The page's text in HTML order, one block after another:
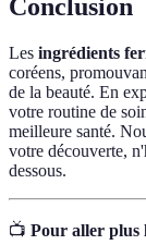
Conclusion
Les ingrédients
coréens,
de la beauté. En
votre routine de
meilleure santé.
votre découverte,
dessous.
📺 Pour aller plus